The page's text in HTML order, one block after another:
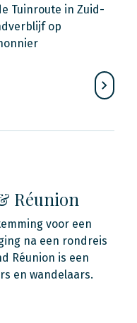
Tuinroute in Zuid-
op
Réunion
voor een
na een rondreis
Réunion is een
en wandelaars.